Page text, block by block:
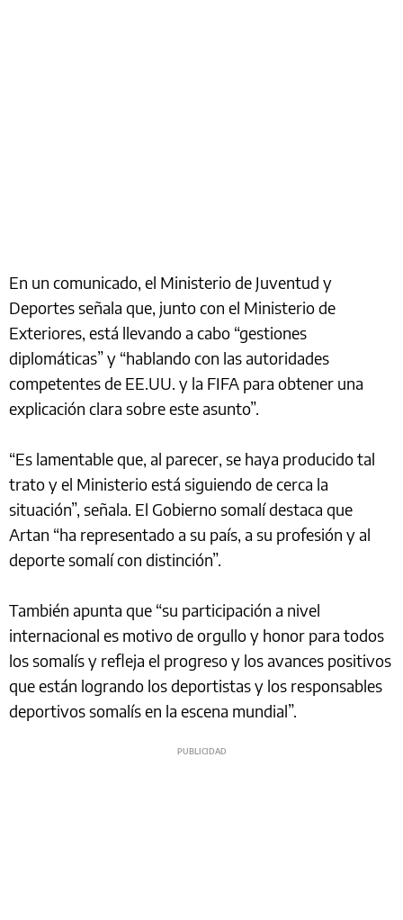
En un comunicado, el Ministerio de Juventud y
Deportes señala que, junto con el Ministerio de
Exteriores, está llevando a cabo “gestiones
diplomáticas” y “hablando con las autoridades
competentes de EE.UU. y la FIFA para obtener una
explicación clara sobre este asunto”.
“Es lamentable que, al parecer, se haya producido tal
trato y el Ministerio está siguiendo de cerca la
situación”, señala. El Gobierno somalí destaca que
Artan “ha representado a su país, a su profesión y al
deporte somalí con distinción”.
También apunta que “su participación a nivel
internacional es motivo de orgullo y honor para todos
los somalís y refleja el progreso y los avances positivos
que están logrando los deportistas y los responsables
deportivos somalís en la escena mundial”.